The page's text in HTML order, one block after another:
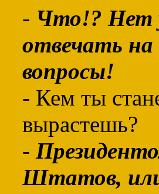
- Что!? Нет
отвечать на
вопросы!
- Кем ты
вырастешь?
-
Штатов,